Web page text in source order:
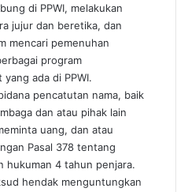
di PPWI, melakukan
jujur dan beretika, dan
mencari pemenuhan
program
ada di PPWI.
pencatutan nama, baik
dan atau pihak lain
uang, dan atau
Pasal 378 tentang
hukuman 4 tahun penjara.
hendak menguntungkan